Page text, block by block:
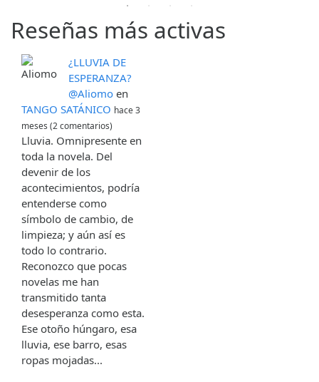
Reseñas más activas
¿LLUVIA DE
ESPERANZA?
@Aliomo en
TANGO SATÁNICO hace 3
meses (2 comentarios)
Lluvia. Omnipresente en
toda la novela. Del
devenir de los
acontecimientos, podría
entenderse como
símbolo de cambio, de
limpieza; y aún así es
todo lo contrario.
Reconozco que pocas
novelas me han
transmitido tanta
desesperanza como esta.
Ese otoño húngaro, esa
lluvia, ese barro, esas
ropas mojadas...